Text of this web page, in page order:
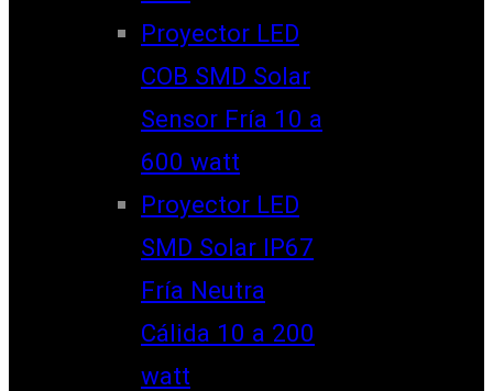
Proyector LED
COB SMD Solar
Sensor Fría 10 a
600 watt
Proyector LED
SMD Solar IP67
Fría Neutra
Cálida 10 a 200
watt